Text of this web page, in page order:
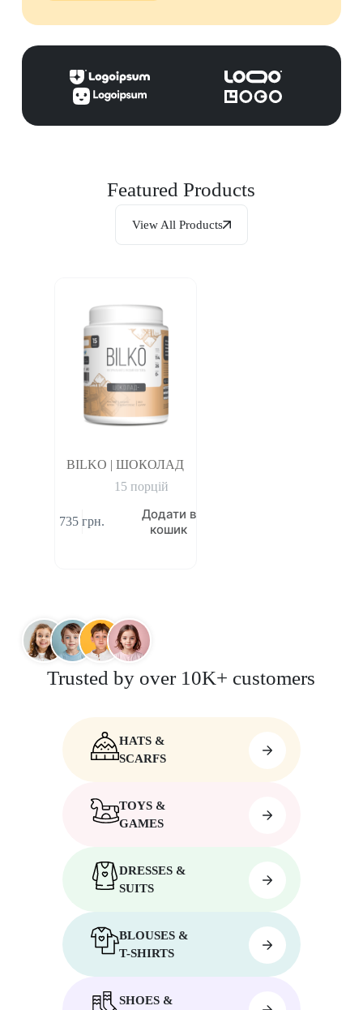
Featured Products
View All Products
BILKO | ШОКОЛАД
15 порцій
735грн.
Додати в
кошик
Trusted by over 10K+ customers
HATS &
SCARFS
TOYS &
GAMES
DRESSES &
SUITS
BLOUSES &
T-SHIRTS
SHOES &